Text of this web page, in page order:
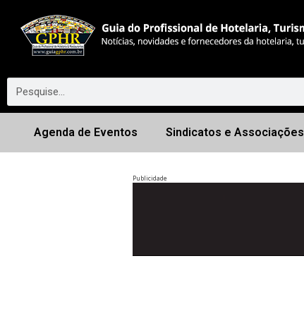
Agenda de Eventos Sindicatos e Associações
Publicidade